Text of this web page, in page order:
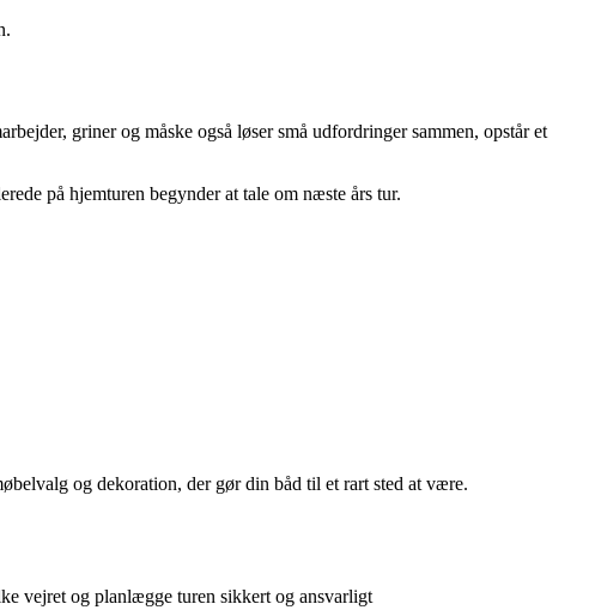
griner og måske også løser små udfordringer sammen, opstår et
på hjemturen begynder at tale om næste års tur.
og dekoration, der gør din båd til et rart sted at være.
vejret og planlægge turen sikkert og ansvarligt